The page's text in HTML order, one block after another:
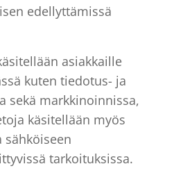
edellyttämissä
asiakkaille
kuten tiedotus- ja
sekä markkinoinnissa,
käsitellään myös
tarkoituksissa.